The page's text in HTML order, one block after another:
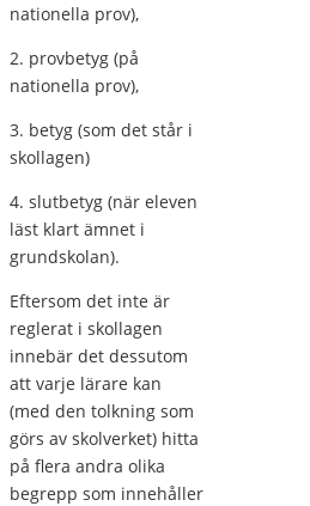
nationella prov),
2. provbetyg (på
nationella prov),
3. betyg (som det står i
skollagen)
4. slutbetyg (när eleven
läst klart ämnet i
grundskolan).
Eftersom det inte är
reglerat i skollagen
innebär det dessutom
att varje lärare kan
(med den tolkning som
görs av skolverket) hitta
på flera andra olika
begrepp som innehåller